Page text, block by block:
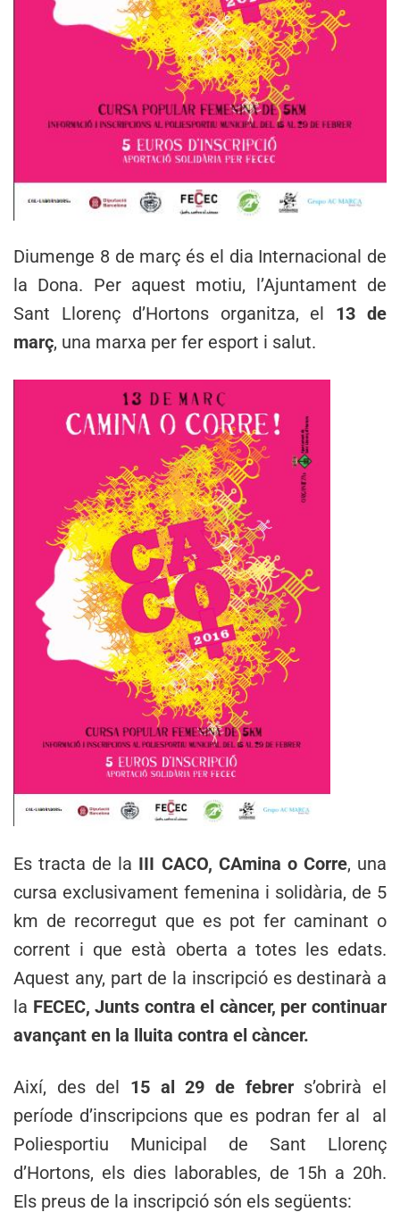
Diumenge 8 de març és el dia Internacional de
la Dona. Per aquest motiu, l’Ajuntament de
Sant Llorenç d’Hortons organitza, el 13 de
març, una marxa per fer esport i salut.
Es tracta de la III CACO, CAmina o Corre, una
cursa exclusivament femenina i solidària, de 5
km de recorregut que es pot fer caminant o
corrent i que està oberta a totes les edats.
Aquest any, part de la inscripció es destinarà a
la FECEC, Junts contra el càncer, per continuar
avançant en la lluita contra el càncer.
Així, des del 15 al 29 de febrers’obrirà el
període d’inscripcions que es podran fer al al
Poliesportiu Municipal de Sant Llorenç
d’Hortons, els dies laborables, de 15h a 20h.
Els preus de la inscripció són els següents: